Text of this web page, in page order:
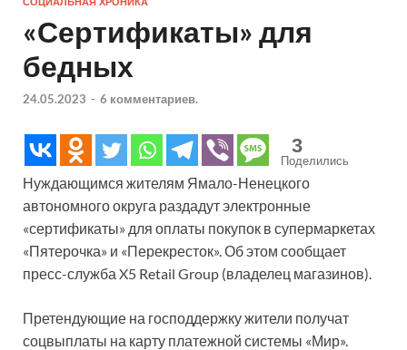
«Сертификаты» для
бедных
24.05.2023 - 6 комментариев.
3
Поделились
Нуждающимся жителям Ямало-Ненецкого
автономного округа раздадут электронные
«сертификаты» для оплаты покупок в супермаркетах
«Пятерочка» и «Перекресток». Об этом сообщает
пресс-служба X5 Retail Group (владелец магазинов).
Претендующие на господдержку жители получат
соцвыплаты на карту платежной системы «Мир».